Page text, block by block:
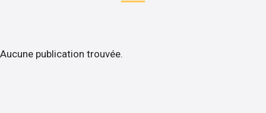
Aucune publication trouvée.